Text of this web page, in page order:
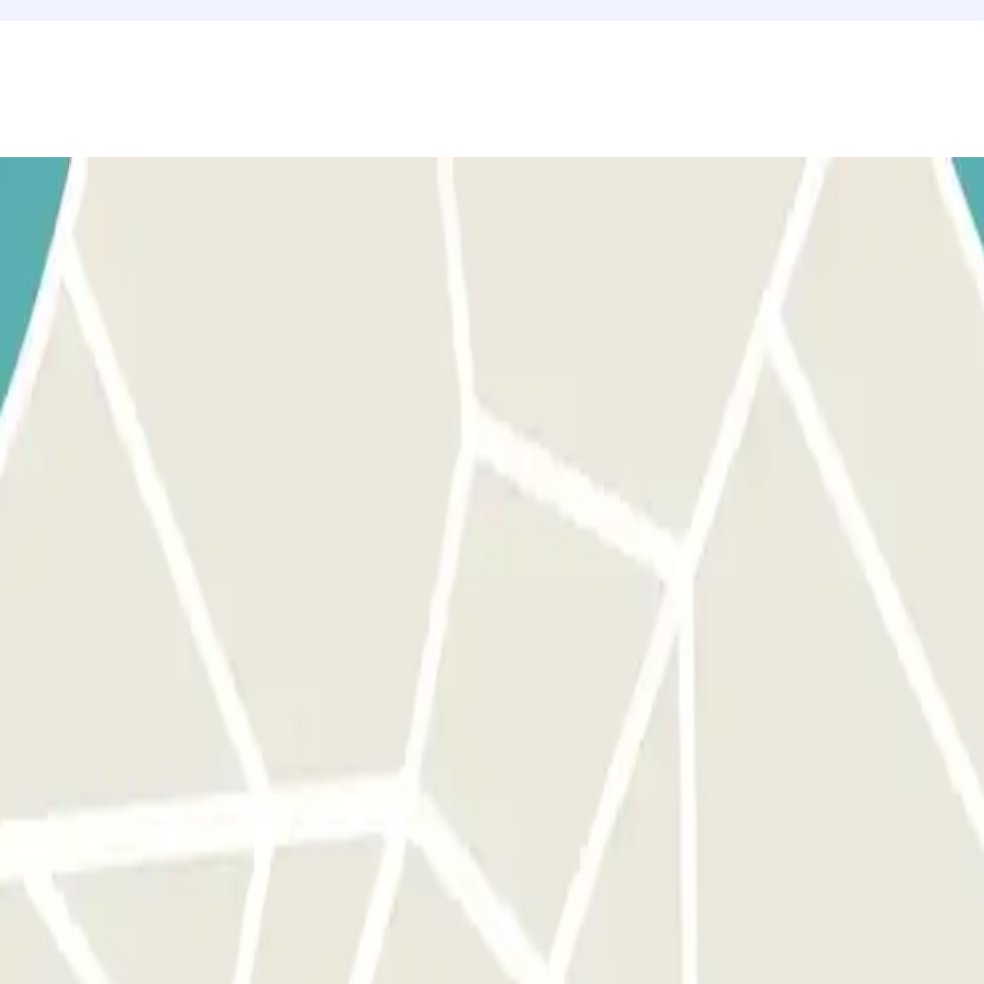
o il link presente sulla tua prenotazione. Assicurati di essere di fronte all'ingresso corretto prima di attivare il pulsante.
o dal link presente sulla tua prenotazione potrai accedere a un altro pulsante per aprire l'uscita e le porte riservate ai pedoni. Il
avrai 15 minuti di cortesia per uscire dal parcheggio.
dovrai pagare l'importo corrispondente attraverso l'applicazione o il link presente sulla tua prenotazione. Ricorda di farlo prima di
sola volta